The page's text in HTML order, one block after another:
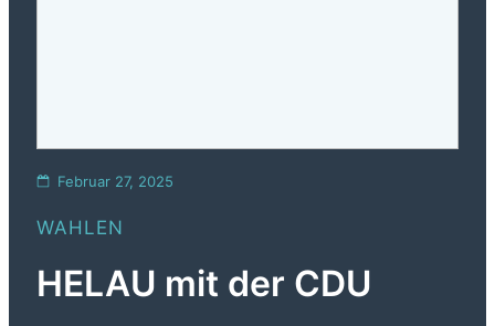
Februar 27, 2025
WAHLEN
HELAU mit der CDU